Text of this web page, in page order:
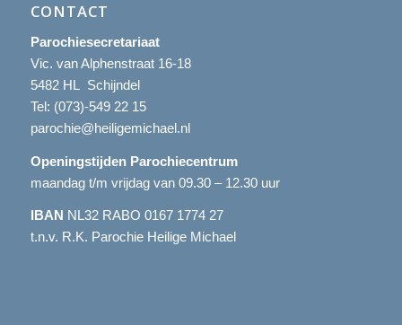
CONTACT
Parochiesecretariaat
Vic. van Alphenstraat 16-18
5482 HL Schijndel
Tel: (073)-549 22 15
parochie@heiligemichael.nl
Openingstijden Parochiecentrum
maandag t/m vrijdag van 09.30 – 12.30 uur
IBAN NL32 RABO 0167 1774 27
t.n.v. R.K. Parochie Heilige Michael